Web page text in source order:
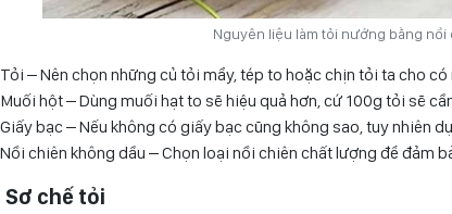
Nguyên liệu làm tỏi nướng bằng nồi
Tỏi – Nên chọn những củ tỏi mẩy, tép to hoặc chịn tỏi ta cho có
Muối hột – Dùng muối hạt to sẽ hiệu quả hơn, cứ 100g tỏi sẽ
Giấy bạc – Nếu không có giấy bạc cũng không sao, tuy nhiên
Nồi chiên không dầu – Chọn loại nồi chiên chất lượng để đảm
Sơ chế tỏi